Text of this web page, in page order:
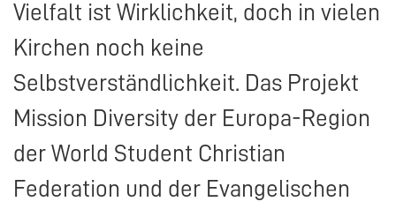
Vielfalt ist Wirklichkeit, doch in vielen
Kirchen noch keine
Selbstverständlichkeit. Das Projekt
Mission Diversity der Europa-Region
der World Student Christian
Federation und der Evangelischen